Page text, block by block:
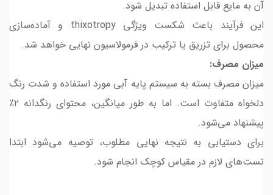
آن به مایع قابل استفاده تبدیل شود.
این فرآیند باعث شکست ویژگی thixotropy و آماده‌سازی
محصول برای تزریق یا ترکیب در فرمولاسیون نهایی خواهد شد.
میزان مصرف:
میزان مصرف بسته به سیستم پایه آبی مورد استفاده و شدت رنگ
دلخواه متفاوت است. اما به طور میانگین، محتوای رنگدانه ۲٪
پیشنهاد می‌شود.
برای دستیابی به نتیجه نهایی مطلوب، توصیه می‌شود ابتدا
تست‌های لازم در مقیاس کوچک انجام شود.